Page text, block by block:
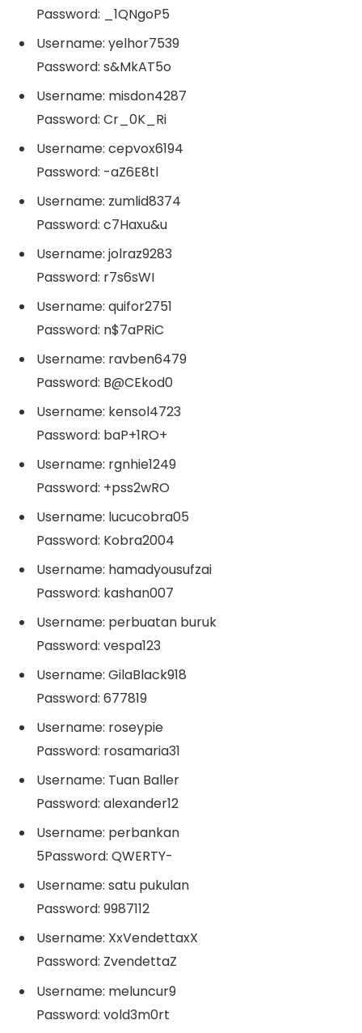
Password: _1QNgoP5
Username: yelhor7539
Password: s&MkAT5o
Username: misdon4287
Password: Cr_0K_Ri
Username: cepvox6194
Password: -aZ6E8tl
Username: zumlid8374
Password: c7Haxu&u
Username: jolraz9283
Password: r7s6sWI
Username: quifor2751
Password: n$7aPRiC
Username: ravben6479
Password: B@CEkod0
Username: kensol4723
Password: baP+1RO+
Username: rgnhie1249
Password: +pss2wRO
Username: lucucobra05
Password: Kobra2004
Username: hamadyousufzai
Password: kashan007
Username: perbuatan buruk
Password: vespa123
Username: GilaBlack918
Password: 677819
Username: roseypie
Password: rosamaria31
Username: Tuan Baller
Password: alexander12
Username: perbankan
5Password: QWERTY-
Username: satu pukulan
Password: 9987112
Username: XxVendettaxX
Password: ZvendettaZ
Username: meluncur9
Password: vold3m0rt